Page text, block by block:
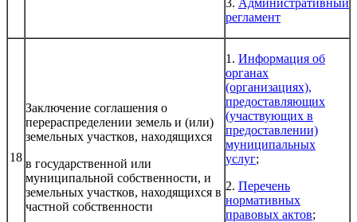
регламент
18
Заключение соглашения о
перераспределении земель и (или)
земельных участков, находящихся
в государственной или
муниципальной собственности, и
земельных участков, находящихся в
частной собственности
1. Информация об
органах
(организациях),
предоставляющих
(участвующих в
предоставлении)
муниципальных
услуг;
2. Перечень
нормативных
правовых актов;